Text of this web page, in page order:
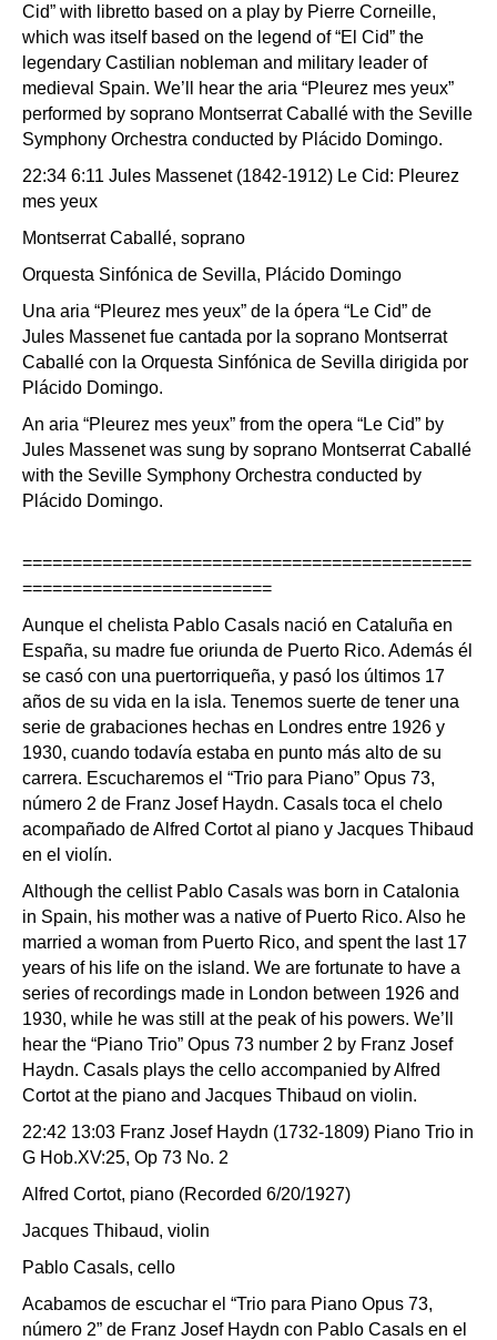
Cid” with libretto based on a play by Pierre Corneille,
which was itself based on the legend of “El Cid” the
legendary Castilian nobleman and military leader of
medieval Spain. We’ll hear the aria “Pleurez mes yeux”
performed by soprano Montserrat Caballé with the Seville
Symphony Orchestra conducted by Plácido Domingo.
22:34 6:11 Jules Massenet (1842-1912) Le Cid: Pleurez
mes yeux
Montserrat Caballé, soprano
Orquesta Sinfónica de Sevilla, Plácido Domingo
Una aria “Pleurez mes yeux” de la ópera “Le Cid” de
Jules Massenet fue cantada por la soprano Montserrat
Caballé con la Orquesta Sinfónica de Sevilla dirigida por
Plácido Domingo.
An aria “Pleurez mes yeux” from the opera “Le Cid” by
Jules Massenet was sung by soprano Montserrat Caballé
with the Seville Symphony Orchestra conducted by
Plácido Domingo.
=============================================
=========================
Aunque el chelista Pablo Casals nació en Cataluña en
España, su madre fue oriunda de Puerto Rico. Además él
se casó con una puertorriqueña, y pasó los últimos 17
años de su vida en la isla. Tenemos suerte de tener una
serie de grabaciones hechas en Londres entre 1926 y
1930, cuando todavía estaba en punto más alto de su
carrera. Escucharemos el “Trio para Piano” Opus 73,
número 2 de Franz Josef Haydn. Casals toca el chelo
acompañado de Alfred Cortot al piano y Jacques Thibaud
en el violín.
Although the cellist Pablo Casals was born in Catalonia
in Spain, his mother was a native of Puerto Rico. Also he
married a woman from Puerto Rico, and spent the last 17
years of his life on the island. We are fortunate to have a
series of recordings made in London between 1926 and
1930, while he was still at the peak of his powers. We’ll
hear the “Piano Trio” Opus 73 number 2 by Franz Josef
Haydn. Casals plays the cello accompanied by Alfred
Cortot at the piano and Jacques Thibaud on violin.
22:42 13:03 Franz Josef Haydn (1732-1809) Piano Trio in
G Hob.XV:25, Op 73 No. 2
Alfred Cortot, piano (Recorded 6/20/1927)
Jacques Thibaud, violin
Pablo Casals, cello
Acabamos de escuchar el “Trio para Piano Opus 73,
número 2” de Franz Josef Haydn con Pablo Casals en el